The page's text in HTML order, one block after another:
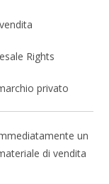
Rights
privato
un
di vendita